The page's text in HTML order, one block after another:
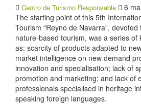
Centro de Turismo Responsable 6
The starting point of this 5th
Tourism “Reyno de Navarra”,
nature-based tourism, was a series of
as: scarcity of products adapted to
market intelligence on new demand
innovation and specialisation; lack of
promotion and marketing; and lack of
professionals specialised in heritage
speaking foreign languages.